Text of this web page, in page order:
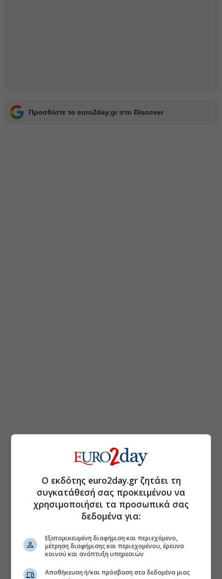
Προσθέστε το euro2day.gr στο Discover
Ο εκδότης euro2day.gr ζητάει τη
συγκατάθεσή σας προκειμένου να
χρησιμοποιήσει τα προσωπικά σας
δεδομένα για:
Εξατομικευμένη διαφήμιση και περιεχόμενο,
μέτρηση διαφήμισης και περιεχομένου, έρευνα
κοινού και ανάπτυξη υπηρεσιών
Αποθήκευση ή/και πρόσβαση στα δεδομένα μιας